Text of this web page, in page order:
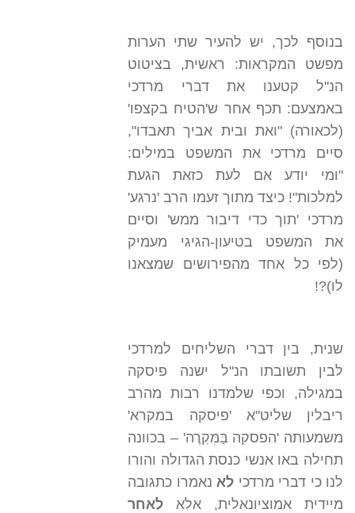
בנוסף לכך, יש להעיר שתי הערות
מפשט המקראות: ראשית, בציטוט
הנ"ל קטענו את דברי מרדכי
באמצעם: תכף אחר ש'הטיח בקצפו'
(לכאורה) "ואת ובית אביך תאבדו",
סיים מרדכי את המשפט במילים:
"ומי יודע אם לעת כזאת הגעת
למלכות"! כיצד מתוך זעמו הרב 'נרגע'
מרדכי 'תוך כדי דיבור ממש' וסיים
את המשפט בטיעון-הגיגי מעמיק
(לפי כל אחד מהפירושים שמצאנו
לו)?!
שנית, בין דברי השליחים למרדכי
לבין תשובתו הנ"ל ישנה פיסקה
במגילה, וכפי שלמדנו רבות מהרב
ריבלין שליט"א 'פיסקה במקרא'
משמעותה 'הפסקה בַּמִּקְרֶה' – בכוונה
תחילה באו אנשי כנסת הגדולה והורו
לנו כי דברי מרדכי לאנאמרו כתגובה
מיידית אמוציונאלית, אלא לאחר